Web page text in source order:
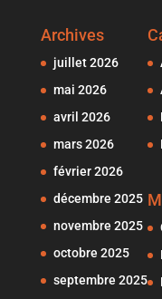
Archives
juillet 2026
mai 2026
avril 2026
mars 2026
février 2026
décembre 2025
novembre 2025
octobre 2025
septembre 2025